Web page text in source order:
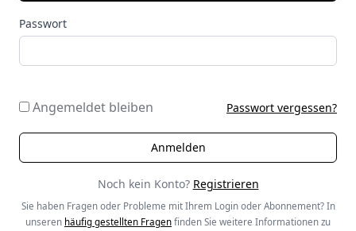
Passwort
Angemeldet bleiben Passwort vergessen?
Noch kein Konto? Registrieren
Sie haben Fragen oder Probleme mit Ihrem Login oder Abonnement? In
unseren häufig gestellten Fragen finden Sie weitere Informationen zu